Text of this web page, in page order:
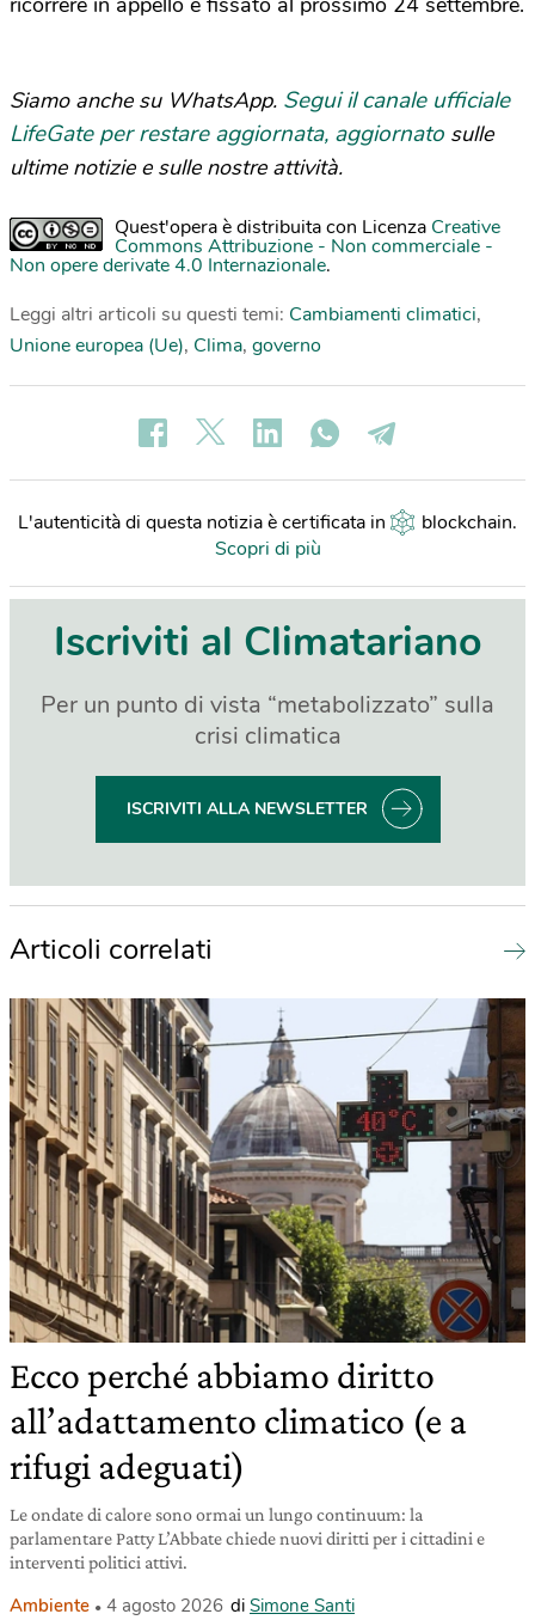
Siamo anche su WhatsApp. Segui il canale ufficiale
LifeGate per restare aggiornata, aggiornato sulle
ultime notizie e sulle nostre attività.
Quest'opera è distribuita con Licenza Creative
Commons Attribuzione - Non commerciale -
Non opere derivate 4.0 Internazionale.
Leggi altri articoli su questi temi: Cambiamenti climatici,
Unione europea (Ue), Clima, governo
L'autenticità di questa notizia è certificata in blockchain.
Scopri di più
Iscriviti al Climatariano
Per un punto di vista “metabolizzato” sulla
crisi climatica
ISCRIVITI ALLA NEWSLETTER
Articoli correlati
Ecco perché abbiamo diritto
all’adattamento climatico (e a
rifugi adeguati)
Le ondate di calore sono ormai un lungo continuum: la
parlamentare Patty L’Abbate chiede nuovi diritti per i cittadini e
interventi politici attivi.
Ambiente 4 agosto 2026 di Simone Santi